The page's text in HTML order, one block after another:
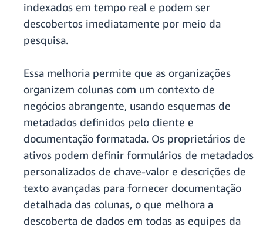
indexados em tempo real e podem ser
descobertos imediatamente por meio da
pesquisa.
Essa melhoria permite que as organizações
organizem colunas com um contexto de
negócios abrangente, usando esquemas de
metadados definidos pelo cliente e
documentação formatada. Os proprietários de
ativos podem definir formulários de metadados
personalizados de chave-valor e descrições de
texto avançadas para fornecer documentação
detalhada das colunas, o que melhora a
descoberta de dados em todas as equipes da